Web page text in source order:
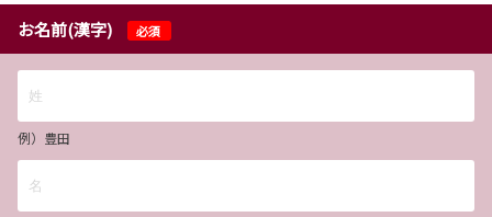
お名前(漢字) 必須
例）豊田